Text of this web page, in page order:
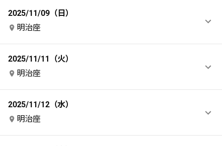
2025/11/09（日）
明治座
2025/11/11（火）
明治座
2025/11/12（水）
明治座